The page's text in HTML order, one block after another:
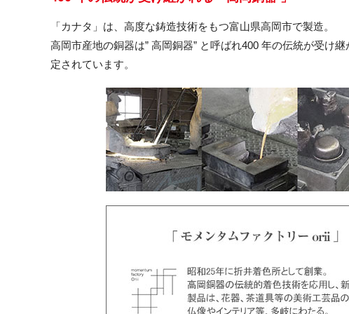
「カナタ」は、高度な鋳造技術をもつ富山県高岡市で製造。
高岡市産地の銅器は” 高岡銅器” と呼ばれ400 年の伝統が受け
定されています。